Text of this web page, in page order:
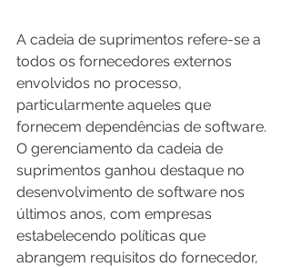
A cadeia de suprimentos refere-se a
todos os fornecedores externos
envolvidos no processo,
particularmente aqueles que
fornecem dependências de software.
O gerenciamento da cadeia de
suprimentos ganhou destaque no
desenvolvimento de software nos
últimos anos, com empresas
estabelecendo políticas que
abrangem requisitos do fornecedor,